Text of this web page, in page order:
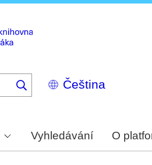
Select
your
Vyhledávání O